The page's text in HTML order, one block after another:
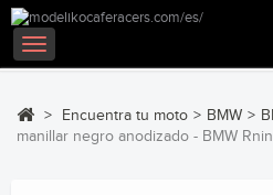
Navegación
Toggle
> Encuentra tu moto > BMW >
manillar negro anodizado - BMW